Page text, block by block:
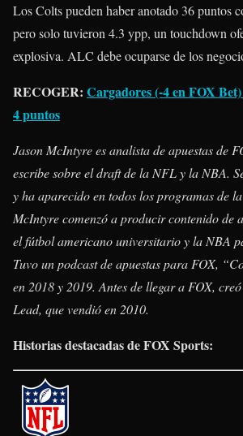
Los Colts pueden haber anotado 36 puntos
pero solo tuvieron 4.3 ypp, un touchdown
explosiva. ALC debe ocuparse de los
RECOGER: Cargadores (-4 en FOX
4 puntos
Jason McIntyre es analista de apuestas de
escribe sobre el draft de la NFL y la NBA.
y ha aparecido en todos los programas de
McIntyre comenzó a producir contenido de
el fútbol americano universitario y la NBA
Tuvo un podcast de apuestas para FOX,
en 2018 y 2019. Antes de llegar a FOX,
Lead, que vendió en 2010.
Historias destacadas de FOX Sports: